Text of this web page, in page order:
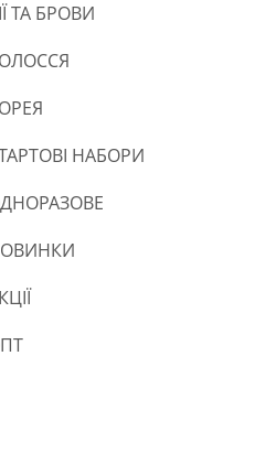
ТА БРОВИ
НАБОРИ